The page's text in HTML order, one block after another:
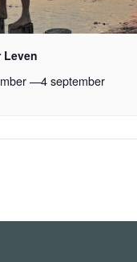
Leven
—4 september